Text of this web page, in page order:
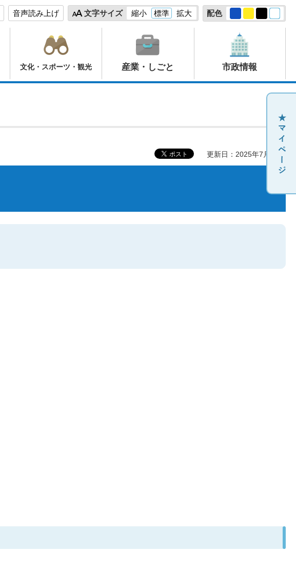
音声読み上げ 文字サイズ 縮小 標準 拡大 配色
文化・スポーツ・観光 産業・しごと 市政情報
更新日：2025年7月18日